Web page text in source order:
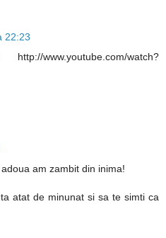
22:23
www.youtube.com/watch?
am zambit din inima!
atat de minunat si sa te simti ca